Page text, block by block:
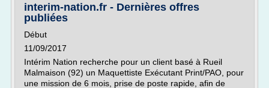
interim-nation.fr - Dernières offres
publiées
Début
11/09/2017
Intérim Nation recherche pour un client basé à Rueil
Malmaison (92) un Maquettiste Exécutant Print/PAO, pour
une mission de 6 mois, prise de poste rapide, afin de